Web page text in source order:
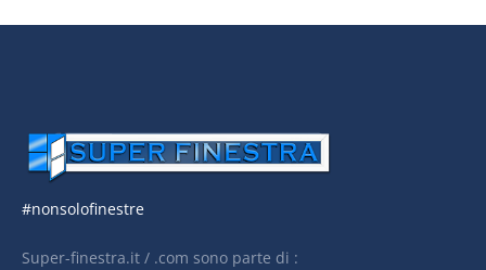
#nonsolofinestre
Super-finestra.it / .com sono parte di :